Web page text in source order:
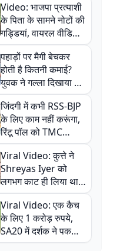
Video: भाजपा प्रत्याशी
के पिता के सामने नोटों की
गड्डियां, वायरल वीडियो
से राजनीति में उबाल,
अजित महतो बोले- TMC
की गंदी चाल
पहाड़ों पर मैगी बेचकर
होती है कितनी कमाई?
युवक ने गल्ला दिखाया तो
नौकरी वालों के खड़े हो गए
कान
जिंदगी में कभी RSS-BJP
के लिए काम नहीं करूंगा,
रिंटू पॉल को TMC
ऑफिस में ले जाकर पीटा,
Video वायरल
Viral Video: कुत्ते ने
Shreyas Iyer को
लगभग काट ही लिया था,
न्यूजीलैंड सीरीज से पहले
बाल-बाल बचे
Viral Video: एक कैच
के लिए 1 करोड़ रुपये,
SA20 में दर्शक ने पकड़ा
एक हाथ से गजब का कैच